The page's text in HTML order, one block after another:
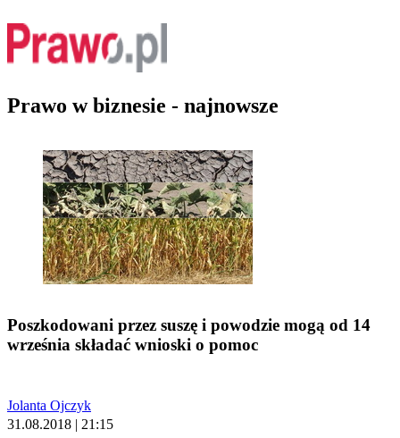
Prawo w biznesie - najnowsze
Poszkodowani przez suszę i powodzie mogą od 14
września składać wnioski o pomoc
Jolanta Ojczyk
31.08.2018 | 21:15